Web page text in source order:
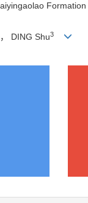
， DING Shu3